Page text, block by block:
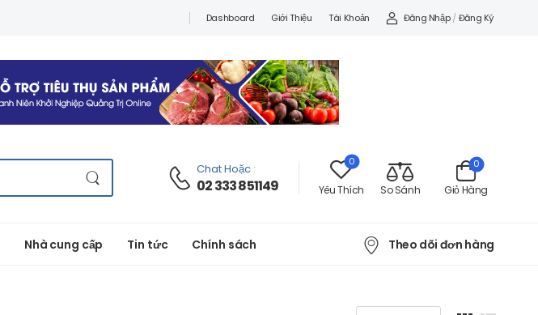
Dashboard Giới Thiệu Tài Khoản Đăng Nhập / Đăng Ký
Chat Hoặc :
02 333 851149
0
Yêu Thích So Sánh Giỏ Hàng
0
Nhà cung cấp Tin tức Chính sách Theo dõi đơn hàng